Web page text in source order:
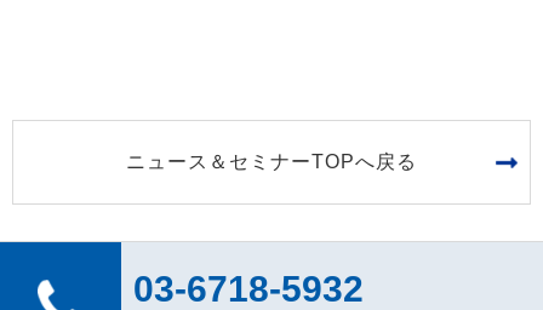
ニュース＆セミナーTOPへ戻る
03-6718-5932